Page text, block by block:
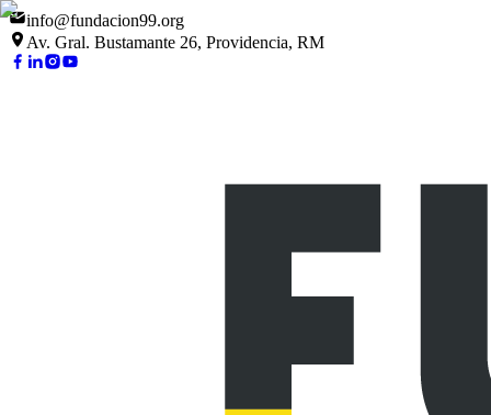
info@fundacion99.org
Av. Gral. Bustamante 26, Providencia, RM